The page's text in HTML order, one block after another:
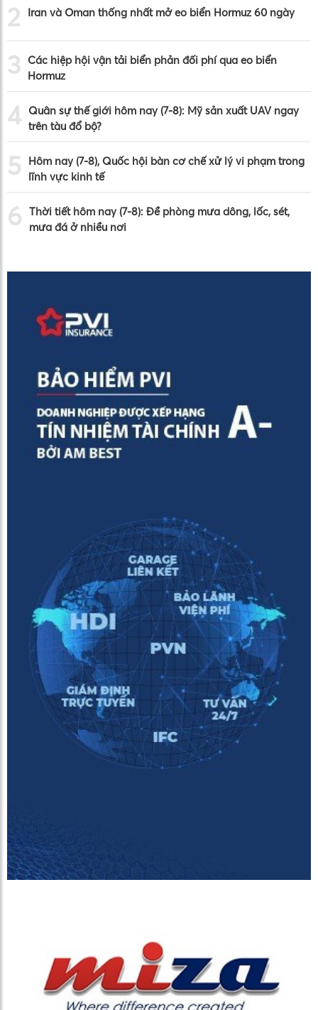
2 Iran và Oman thống nhất mở eo biển Hormuz 60 ngày
3 Các hiệp hội vận tải biển phản đối phí qua eo biển
Hormuz
4 Quân sự thế giới hôm nay (7-8): Mỹ sản xuất UAV ngay
trên tàu đổ bộ?
5
Hôm nay (7-8), Quốc hội bàn cơ chế xử lý vi phạm trong
lĩnh vực kinh tế
6 Thời tiết hôm nay (7-8): Đề phòng mưa dông, lốc, sét,
mưa đá ở nhiều nơi